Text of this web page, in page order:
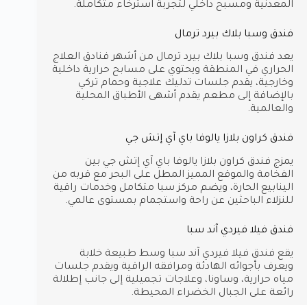
المعدنية ومسبح داخلي لتجربة استرخاء متكاملة.
فندق وسبا بلاك بيرد ترمال
يعد فندق وسبا بلاك بيرد ترمال من أشهر فنادق العلاج
الحراري في المنطقة ويحتوي على مسابح حرارية داخلية
وخارجية، يقدم جلسات تدليك علاجية وحمام تركي
بالإضافة إلى مطعم يقدم أشهى الأطباق المحلية
والعالمية.
فندق كراون بلازا يالوفا باي آي إتش جي
يمزج فندق كراون بلازا يالوفا باي آي إتش جي بين
الفخامة والموقع المميز المطل على البحر مع قربه من
الينابيع الحارة، ويضم مركز سبا متكامل وخدمات راقية
للنزلاء الباحثين عن راحة واستجمام بمستوى عالمي.
فندق فيلا فيردي آند سبا
يقع فندق فيلا فيردي آند سبا وسط طبيعة خلابة
ويعرف بأجوائه الهادئة ومرافقه الراقية ويقدم جلسات
مياه حرارية، وساونا، وعلاجات تجميلية إلى جانب إطلالة
رائعة على الجبال الخضراء المحيطة.